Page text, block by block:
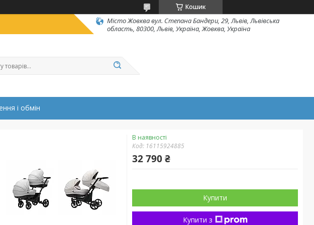
Кошик
Місто Жовква вул. Степана Бандери, 29, Львів, Львівська
область, 80300, Львів, Україна, Жовква, Україна
і обмін
В наявності
Код: 16115924885
32 790 ₴
Купити
Купити з